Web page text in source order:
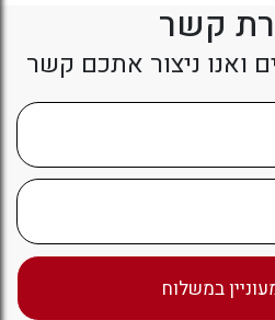
קשר
ואנו ניצור אתכם קשר